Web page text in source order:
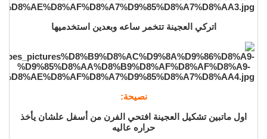
اتركي العجينة تتخمر ساعه وبعدين استخدميها
نصيحة:
اول ماتبين تشكيل العجينة افتحي الفرن من أسفل علشان يأخذ
حراره عاليه